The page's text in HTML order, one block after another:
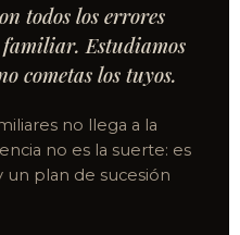
todos los errores
familiar. Estudiamos
cometas los tuyos.
no llega a la
no es la suerte: es
plan de sucesión